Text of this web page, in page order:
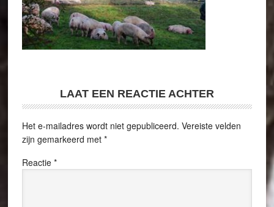
LAAT EEN REACTIE ACHTER
Het e-mailadres wordt niet gepubliceerd. Vereiste velden
zijn gemarkeerd met *
Reactie *